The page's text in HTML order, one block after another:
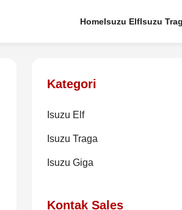
HomeIsuzu ElfIsuzu
Kategori
Isuzu Elf
Isuzu Traga
Isuzu Giga
Kontak Sales